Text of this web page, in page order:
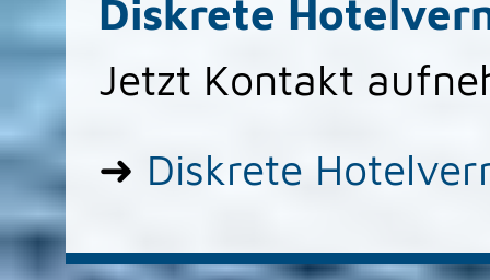
Diskrete
Jetzt Kontakt
➜ Diskrete